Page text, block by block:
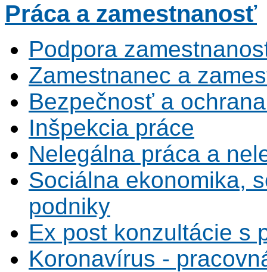
Prácaa zamestnanosť
Podpora
Zamestnanec a
Bezpečnosť a
Inšpekcia práce
Nelegálna práca a
Sociálna ekonomika,
podniky
Ex post konzultácie s
Koronavírus -